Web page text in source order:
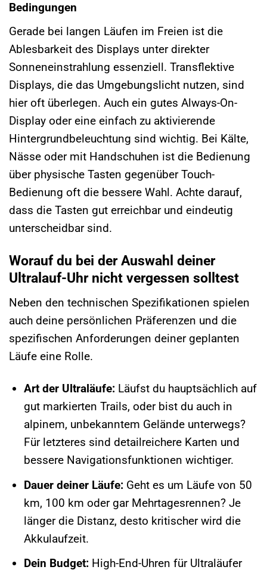
Bedingungen
Gerade bei langen Läufen im Freien ist die
Ablesbarkeit des Displays unter direkter
Sonneneinstrahlung essenziell. Transflektive
Displays, die das Umgebungslicht nutzen, sind
hier oft überlegen. Auch ein gutes Always-On-
Display oder eine einfach zu aktivierende
Hintergrundbeleuchtung sind wichtig. Bei Kälte,
Nässe oder mit Handschuhen ist die Bedienung
über physische Tasten gegenüber Touch-
Bedienung oft die bessere Wahl. Achte darauf,
dass die Tasten gut erreichbar und eindeutig
unterscheidbar sind.
Worauf du bei der Auswahl deiner
Ultralauf-Uhr nicht vergessen solltest
Neben den technischen Spezifikationen spielen
auch deine persönlichen Präferenzen und die
spezifischen Anforderungen deiner geplanten
Läufe eine Rolle.
Art der Ultraläufe:Läufst du hauptsächlich auf
gut markierten Trails, oder bist du auch in
alpinem, unbekanntem Gelände unterwegs?
Für letzteres sind detailreichere Karten und
bessere Navigationsfunktionen wichtiger.
Dauer deiner Läufe:Geht es um Läufe von 50
km, 100 km oder gar Mehrtagesrennen? Je
länger die Distanz, desto kritischer wird die
Akkulaufzeit.
Dein Budget:High-End-Uhren für Ultraläufer